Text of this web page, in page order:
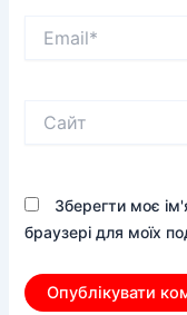
Зберегти моє
браузері для моїх